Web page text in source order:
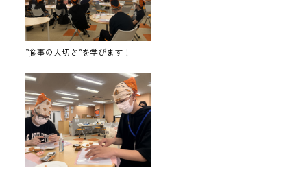
”食事の大切さ”を学びます！